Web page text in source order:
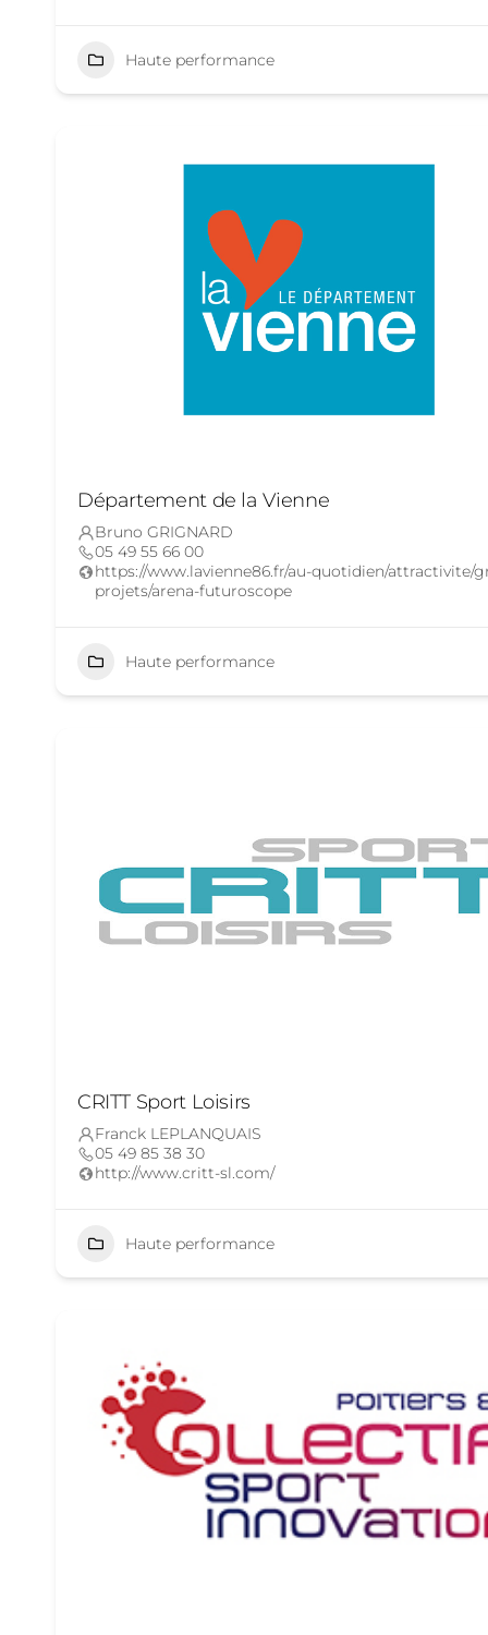
Haute performance
Département de la Vienne
Bruno GRIGNARD
05 49 55 66 00
https://www.lavienne86.fr/au-quotidien/attractivite/
projets/arena-futuroscope
Haute performance
CRITT Sport Loisirs
Franck LEPLANQUAIS
05 49 85 38 30
http://www.critt-sl.com/
Haute performance